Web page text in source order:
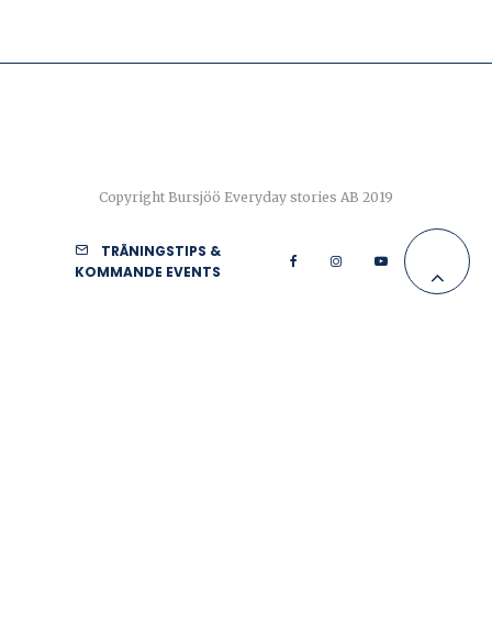
Copyright Bursjöö Everyday stories AB 2019
TRÄNINGSTIPS &
KOMMANDE EVENTS